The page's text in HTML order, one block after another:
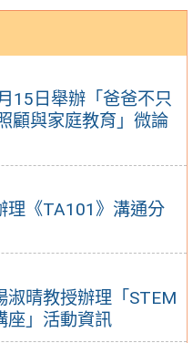
15日舉辦「爸爸不只
顧與家庭教育」微論
理《TA101》溝通分
淑晴教授辦理「STEM
座」活動資訊